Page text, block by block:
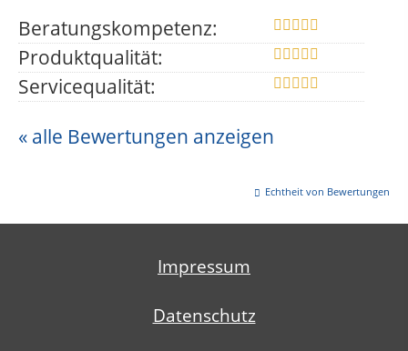
Beratungskompetenz:
Produktqualität:
Servicequalität:
« alle Bewertungen anzeigen
Echtheit von Bewertungen
Impressum
Datenschutz